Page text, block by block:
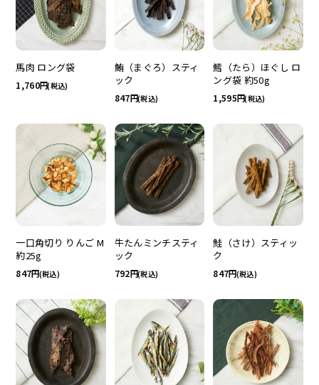
馬肉 ロング袋
1,760 (税込)
鮪（まぐろ）スティ
ック
847 (税込)
鱈（たら）ほぐし ロ
ング袋 約50g
1,595 (税込)
一口角切り りんご M
約25g
847 (税込)
牛たんミンチスティ
ック
792 (税込)
鮭（さけ）スティッ
ク
847 (税込)